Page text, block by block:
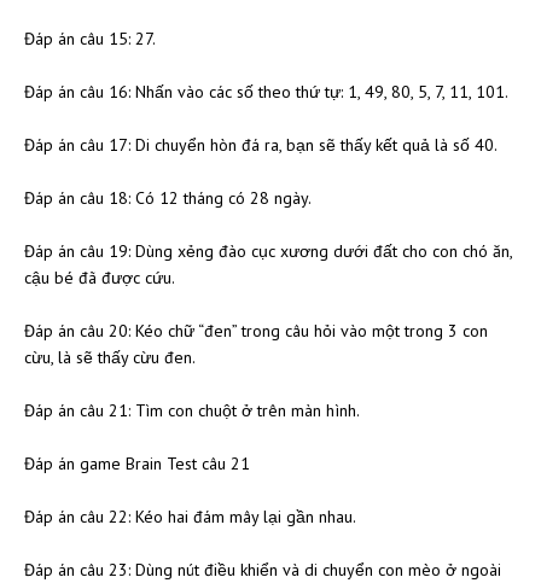
Đáp án câu 15: 27.
Đáp án câu 16: Nhấn vào các số theo thứ tự: 1, 49, 80, 5, 7, 11, 101.
Đáp án câu 17: Di chuyển hòn đá ra, bạn sẽ thấy kết quả là số 40.
Đáp án câu 18: Có 12 tháng có 28 ngày.
Đáp án câu 19: Dùng xẻng đào cục xương dưới đất cho con chó ăn,
cậu bé đã được cứu.
Đáp án câu 20: Kéo chữ “đen” trong câu hỏi vào một trong 3 con
cừu, là sẽ thấy cừu đen.
Đáp án câu 21: Tìm con chuột ở trên màn hình.
Đáp án game Brain Test câu 21
Đáp án câu 22: Kéo hai đám mây lại gần nhau.
Đáp án câu 23: Dùng nút điều khiển và di chuyển con mèo ở ngoài